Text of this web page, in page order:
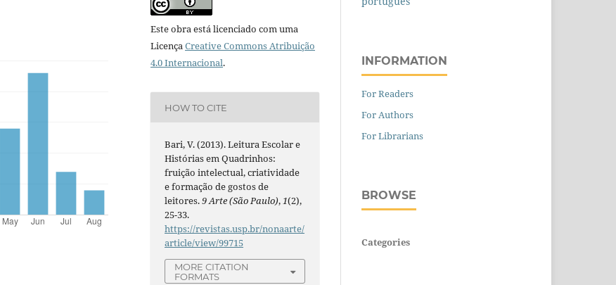
Este obra está licenciado com uma
LicençaCreative Commons Atribuição
4.0 Internacional.
HOW TO CITE
Bari, V. (2013). Leitura Escolar e
Histórias em Quadrinhos:
fruição intelectual, criatividade
e formação de gostos de
leitores.9 Arte (São Paulo), 1(2),
25-33.
https://revistas.usp.br/nonaarte/
article/view/99715
MORE CITATION
FORMATS
INFORMATION
For Readers
For Authors
For Librarians
BROWSE
Categories